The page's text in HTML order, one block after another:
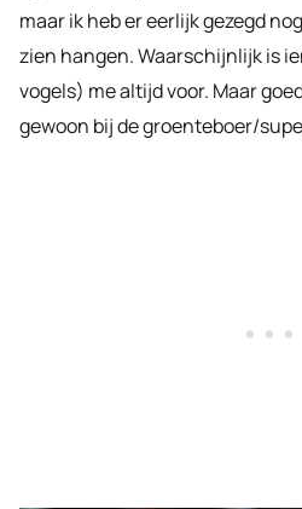
maar ik heb er eerlijk gezegd
zien hangen. Waarschijnlijk is
vogels) me altijd voor. Maar
gewoon bij de groenteboer/